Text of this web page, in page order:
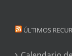
ÚLTIMOS